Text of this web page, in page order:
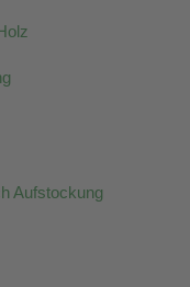
Aufstockung